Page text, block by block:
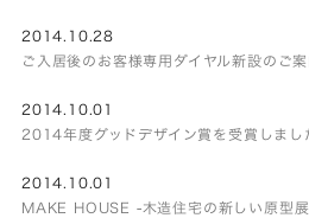
2014.10.28
ご入居後のお客様専用ダイヤル新設のご案
2014.10.01
2014年度グッドデザイン賞を受賞しまし
2014.10.01
MAKE HOUSE -木造住宅の新しい原型